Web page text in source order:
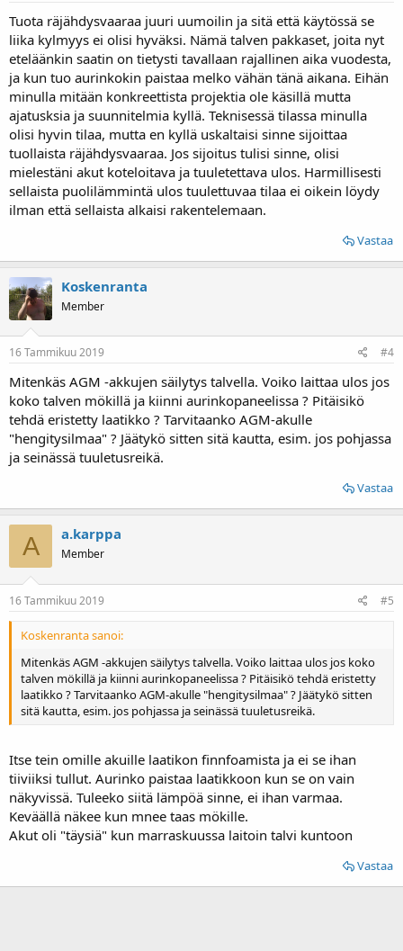
Tuota räjähdysvaaraa juuri uumoilin ja sitä että käytössä se
liika kylmyys ei olisi hyväksi. Nämä talven pakkaset, joita nyt
eteläänkin saatin on tietysti tavallaan rajallinen aika vuodesta,
ja kun tuo aurinkokin paistaa melko vähän tänä aikana. Eihän
minulla mitään konkreettista projektia ole käsillä mutta
ajatusksia ja suunnitelmia kyllä. Teknisessä tilassa minulla
olisi hyvin tilaa, mutta en kyllä uskaltaisi sinne sijoittaa
tuollaista räjähdysvaaraa. Jos sijoitus tulisi sinne, olisi
mielestäni akut koteloitava ja tuuletettava ulos. Harmillisesti
sellaista puolilämmintä ulos tuulettuvaa tilaa ei oikein löydy
ilman että sellaista alkaisi rakentelemaan.
Vastaa
Koskenranta
Member
16 Tammikuu 2019 #4
Mitenkäs AGM -akkujen säilytys talvella. Voiko laittaa ulos jos
koko talven mökillä ja kiinni aurinkopaneelissa ? Pitäisikö
tehdä eristetty laatikko ? Tarvitaanko AGM-akulle
"hengitysilmaa" ? Jäätykö sitten sitä kautta, esim. jos pohjassa
ja seinässä tuuletusreikä.
Vastaa
A a.karppa
Member
16 Tammikuu 2019 #5
Koskenranta sanoi:
Mitenkäs AGM -akkujen säilytys talvella. Voiko laittaa ulos jos koko
talven mökillä ja kiinni aurinkopaneelissa ? Pitäisikö tehdä eristetty
laatikko ? Tarvitaanko AGM-akulle "hengitysilmaa" ? Jäätykö sitten
sitä kautta, esim. jos pohjassa ja seinässä tuuletusreikä.
Itse tein omille akuille laatikon finnfoamista ja ei se ihan
tiiviiksi tullut. Aurinko paistaa laatikkoon kun se on vain
näkyvissä. Tuleeko siitä lämpöä sinne, ei ihan varmaa.
Keväällä näkee kun mnee taas mökille.
Akut oli "täysiä" kun marraskuussa laitoin talvi kuntoon
Vastaa